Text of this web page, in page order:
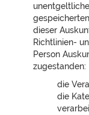
dieser
Richtlinien-
Person
zugestanden:
die
die